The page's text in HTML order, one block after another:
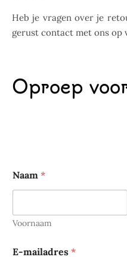
Heb je vragen over je
gerust contact met ons op
Oproep
Naam *
Voornaam
a
E-mailadres *